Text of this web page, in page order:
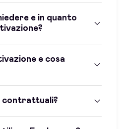
e in quanto
e cosa
contrattuali?